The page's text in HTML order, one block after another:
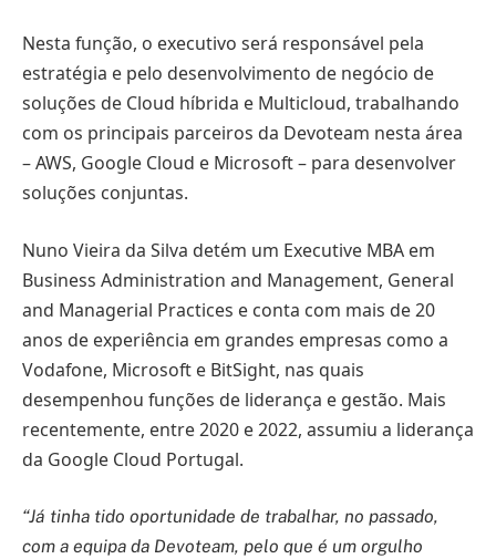
Nesta função, o executivo será responsável pela
estratégia e pelo desenvolvimento de negócio de
soluções de Cloud híbrida e Multicloud, trabalhando
com os principais parceiros da Devoteam nesta área
– AWS, Google Cloud e Microsoft – para desenvolver
soluções conjuntas.
Nuno Vieira da Silva detém um Executive MBA em
Business Administration and Management, General
and Managerial Practices e conta com mais de 20
anos de experiência em grandes empresas como a
Vodafone, Microsoft e BitSight, nas quais
desempenhou funções de liderança e gestão. Mais
recentemente, entre 2020 e 2022, assumiu a liderança
da Google Cloud Portugal.
“Já tinha tido oportunidade de trabalhar, no passado,
com a equipa da Devoteam, pelo que é um orgulho